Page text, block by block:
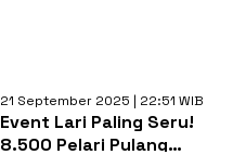
21 September 2025 | 22:51 WIB
Event Lari Paling Seru!
8.500 Pelari Pulang